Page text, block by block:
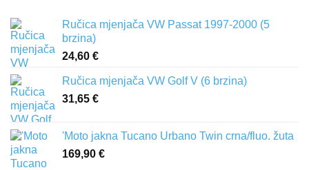
Ručica mjenjača VW Passat 1997-2000 (5
brzina)
24,60 €
Ručica mjenjača VW Golf V (6 brzina)
31,65 €
'Moto jakna Tucano Urbano Twin crna/fluo. žuta
169,90 €